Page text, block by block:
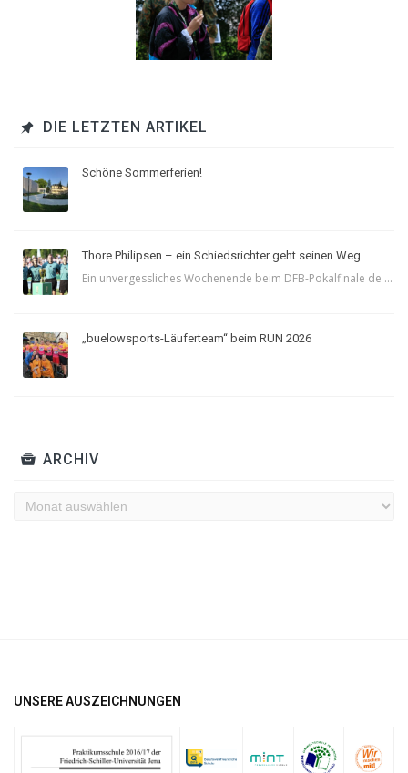
DIE LETZTEN ARTIKEL
Schöne Sommerferien!
Thore Philipsen – ein Schiedsrichter geht seinen Weg
Ein unvergessliches Wochenende beim DFB-Pokalfinale de ...
„buelowsports-Läuferteam“ beim RUN 2026
ARCHIV
Archiv
UNSERE AUSZEICHNUNGEN